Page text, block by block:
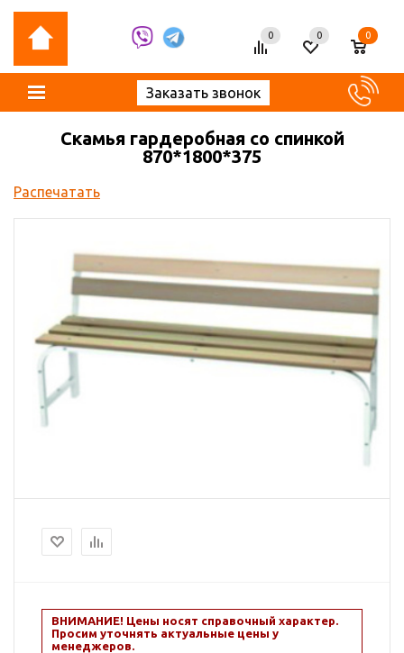
0 0 0
Заказать звонок
Скамья гардеробная со спинкой
870*1800*375
Распечатать
ВНИМАНИЕ! Цены носят справочный характер.
Просим уточнять актуальные цены у
менеджеров.